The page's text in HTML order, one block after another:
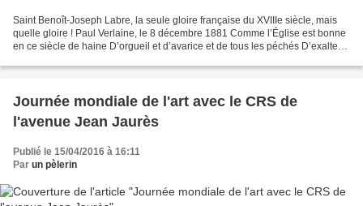
Saint Benoît-Joseph Labre, la seule gloire française du XVIIIe siècle, mais
quelle gloire ! Paul Verlaine, le 8 décembre 1881 Comme l’Église est bonne
en ce siècle de haine D’orgueil et d’avarice et de tous les péchés D’exalter
Journée mondiale de l'art avec le CRS de
l'avenue Jean Jaurès
Publié le 15/04/2016 à 16:11
Par un pèlerin